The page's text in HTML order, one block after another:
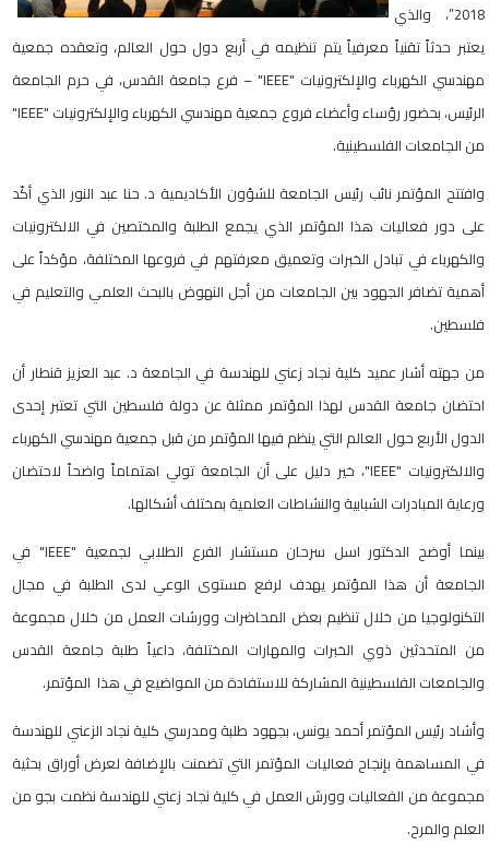
2018”، والذي
يعتبر حدثاً تقنياً معرفياً يتم تنظيمه في أربع دول حول العالم، وتعقده جمعية
مهندسي الكهرباء والإلكترونيات "IEEE" – فرع جامعة القدس، في حرم الجامعة
الرئيس، بحضور رؤساء وأعضاء فروع جمعية مهندسي الكهرباء والإلكترونيات "IEEE"
من الجامعات الفلسطينية.
وافتتح المؤتمر نائب رئيس الجامعة للشؤون الأكاديمية د. حنا عبد النور الذي أكّد
على دور فعاليات هذا المؤتمر الذي يجمع الطلبة والمختصين في الالكترونيات
والكهرباء في تبادل الخبرات وتعميق معرفتهم في فروعها المختلفة، مؤكداً على
أهمية تضافر الجهود بين الجامعات من أجل النهوض بالبحث العلمي والتعليم في
فلسطين.
من جهته أشار عميد كلية نجاد زعني للهندسة في الجامعة د. عبد العزيز قنطار أن
احتضان جامعة القدس لهذا المؤتمر ممثلة عن دولة فلسطين التي تعتبر إحدى
الدول الأربع حول العالم التي ينظم فيها المؤتمر من قبل جمعية مهندسي الكهرباء
والالكترونيات "IEEE"، خير دليل على أن الجامعة تولي اهتماماً واضحاً لاحتضان
ورعاية المبادرات الشبابية والنشاطات العلمية بمختلف أشكالها.
بينما أوضح الدكتور اسل سرحان مستشار الفرع الطلابي لجمعية "IEEE" في
الجامعة أن هذا المؤتمر يهدف لرفع مستوى الوعي لدى الطلبة في مجال
التكنولوجيا من خلال تنظيم بعض المحاضرات وورشات العمل من خلال مجموعة
من المتحدثين ذوي الخبرات والمهارات المختلفة، داعياً طلبة جامعة القدس
والجامعات الفلسطينية المشاركة للاستفادة من المواضيع في هذا المؤتمر.
وأشاد رئيس المؤتمر أحمد يونس، بجهود طلبة ومدرسي كلية نجاد الزعني للهندسة
في المساهمة بإنجاح فعاليات المؤتمر التي تضمنت بالإضافة لعرض أوراق بحثية
مجموعة من الفعاليات وورش العمل في كلية نجاد زعني للهندسة نظمت بجو من
العلم والمرح.